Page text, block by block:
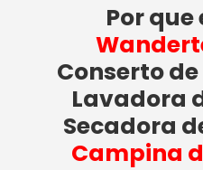
Por
Conserto de
Lavadora
Secadora
Campina